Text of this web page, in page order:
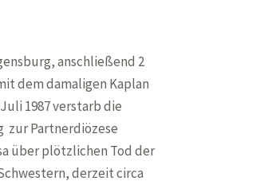
anschließend 2
dem damaligen Kaplan
1987 verstarb die
zur Partnerdiözese
über plötzlichen Tod der
derzeit circa